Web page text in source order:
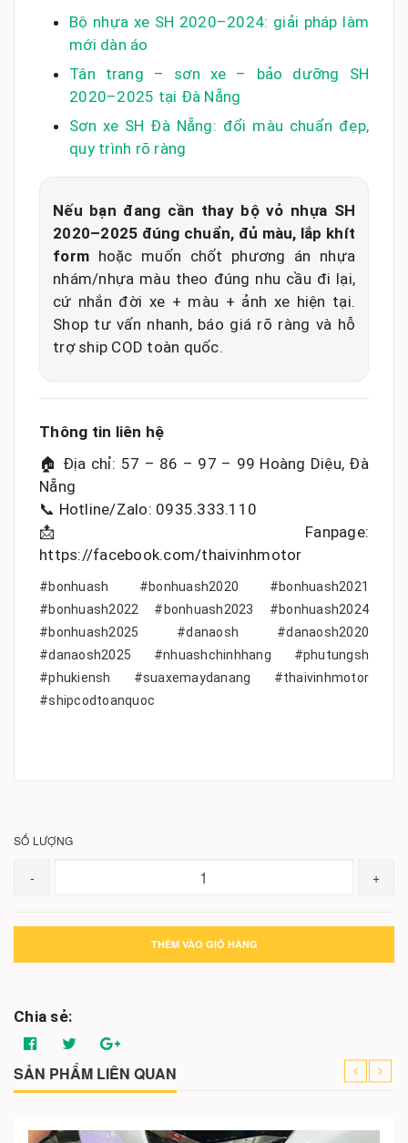
Bộ nhựa xe SH 2020–2024: giải pháp làm
mới dàn áo
Tân trang – sơn xe – bảo dưỡng SH
2020–2025 tại Đà Nẵng
Sơn xe SH Đà Nẵng: đổi màu chuẩn đẹp,
quy trình rõ ràng
Nếu bạn đang cần thay bộ vỏ nhựa SH
2020–2025 đúng chuẩn, đủ màu, lắp khít
form hoặc muốn chốt phương án nhựa
nhám/nhựa màu theo đúng nhu cầu đi lại,
cứ nhắn đời xe + màu + ảnh xe hiện tại.
Shop tư vấn nhanh, báo giá rõ ràng và hỗ
trợ ship COD toàn quốc.
Thông tin liên hệ
🏠 Địa chỉ: 57 – 86 – 97 – 99 Hoàng Diệu, Đà
Nẵng
📞 Hotline/Zalo: 0935.333.110
📩 Fanpage:
https://facebook.com/thaivinhmotor
#bonhuash #bonhuash2020 #bonhuash2021
#bonhuash2022 #bonhuash2023 #bonhuash2024
#bonhuash2025 #danaosh #danaosh2020
#danaosh2025 #nhuashchinhhang #phutungsh
#phukiensh #suaxemaydanang #thaivinhmotor
#shipcodtoanquoc
SỐ LƯỢNG
- +
THÊM VÀO GIỎ HÀNG
Chia sẻ:
SẢN PHẨM LIÊN QUAN